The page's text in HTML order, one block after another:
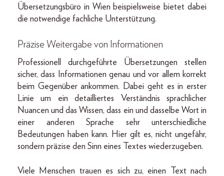
Übersetzungsbüro in Wien beispielsweise bietet dabei
die notwendige fachliche Unterstützung.
Präzise Weitergabe von Informationen
Professionell durchgeführte Übersetzungen stellen
sicher, dass Informationen genau und vor allem korrekt
beim Gegenüber ankommen. Dabei geht es in erster
Linie um ein detailliertes Verständnis sprachlicher
Nuancen und das Wissen, dass ein und dasselbe Wort in
einer anderen Sprache sehr unterschiedliche
Bedeutungen haben kann. Hier gilt es, nicht ungefähr,
sondern präzise den Sinn eines Textes wiederzugeben.
Viele Menschen trauen es sich zu, einen Text nach